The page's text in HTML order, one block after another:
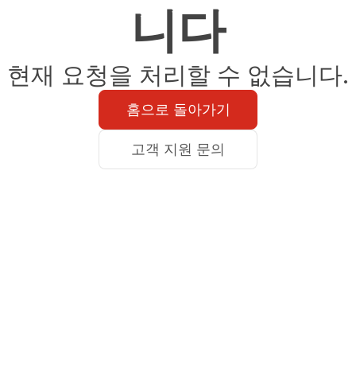
니다
현재 요청을 처리할 수 없습니다.
홈으로 돌아가기
고객 지원 문의